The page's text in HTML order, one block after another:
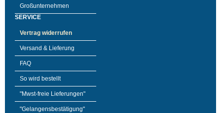
Großunternehmen
SERVICE
Vertrag widerrufen
Versand & Lieferung
FAQ
So wird bestellt
"Mwst-freie Lieferungen"
"Gelangensbestätigung"